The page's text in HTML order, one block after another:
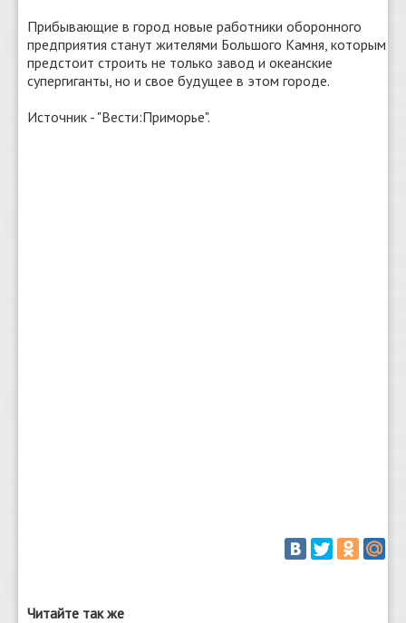
Прибывающие в город новые работники оборонного
предприятия станут жителями Большого Камня, которым
предстоит строить не только завод и океанские
супергиганты, но и свое будущее в этом городе.
Источник - "Вести:Приморье".
Читайте так же